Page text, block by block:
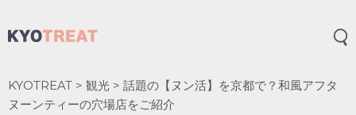
メ
KYOTREAT > 観光 > 話題の【ヌン活】を京都で？和風アフタ
ヌーンティーの穴場店をご紹介